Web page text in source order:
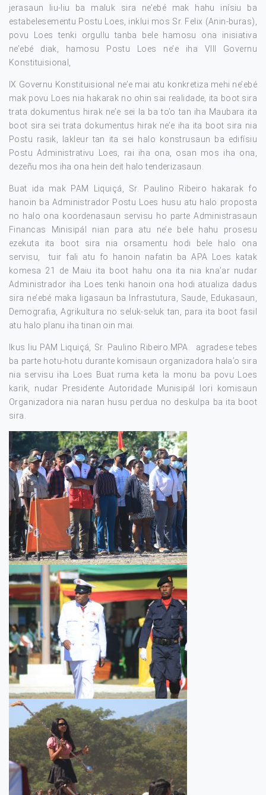
jerasaun liu-liu ba maluk sira ne’ebé mak hahu inísiu ba
estabelesementu Postu Loes, inklui mos Sr. Felix (Anin-buras),
povu Loes tenki orgullu tanba bele hamosu ona inisiativa
ne’ebé diak, hamosu Postu Loes ne’e iha VIII Governu
Konstituisional,
IX Governu Konstituisional ne’e mai atu konkretiza mehi ne’ebé
mak povu Loes nia hakarak no ohin sai realidade, ita boot sira
trata dokumentus hirak ne’e sei la ba to’o tan iha Maubara ita
boot sira sei trata dokumentus hirak ne’e iha ita boot sira nia
Postu rasik, lakleur tan ita sei halo konstrusaun ba edifísiu
Postu Administrativu Loes, rai iha ona, osan mos iha ona,
dezeñu mos iha ona hein deit halo tenderizasaun.
Buat ida mak PAM Liquiçá, Sr. Paulino Ribeiro hakarak fo
hanoin ba Administrador Postu Loes husu atu halo proposta
no halo ona koordenasaun servisu ho parte Administrasaun
Financas Minisipál nian para atu ne’e bele hahu prosesu
ezekuta ita boot sira nia orsamentu hodi bele halo ona
servisu, tuir fali atu fo hanoin nafatin ba APA Loes katak
komesa 21 de Maiu ita boot hahu ona ita nia kna’ar nudar
Administrador iha Loes tenki hanoin ona hodi atualiza dadus
sira ne’ebé maka ligasaun ba Infrastutura, Saude, Edukasaun,
Demografia, Agrikultura no seluk-seluk tan, para ita boot fasil
atu halo planu iha tinan oin mai.
Ikus liu PAM Liquiçá, Sr. Paulino Ribeiro.MPA. agradese tebes
ba parte hotu-hotu durante komisaun organizadora hala’o sira
nia servisu iha Loes Buat ruma keta la monu ba povu Loes
karik, nudar Presidente Autoridade Munisipál lori komisaun
Organizadora nia naran husu perdua no deskulpa ba ita boot
sira.